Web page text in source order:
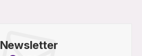
Newsletter